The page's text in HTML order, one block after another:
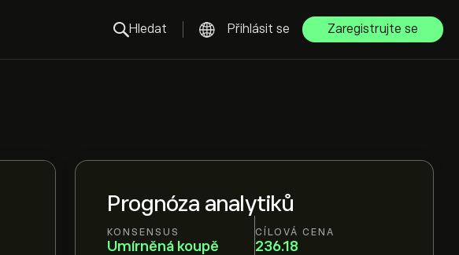
Hledat Přihlásit se Zaregistrujte se
Prognóza analytiků
KONSENSUS
Umírněná koupě
CÍLOVÁ CENA
236.18